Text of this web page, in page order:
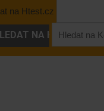
na Htest.cz